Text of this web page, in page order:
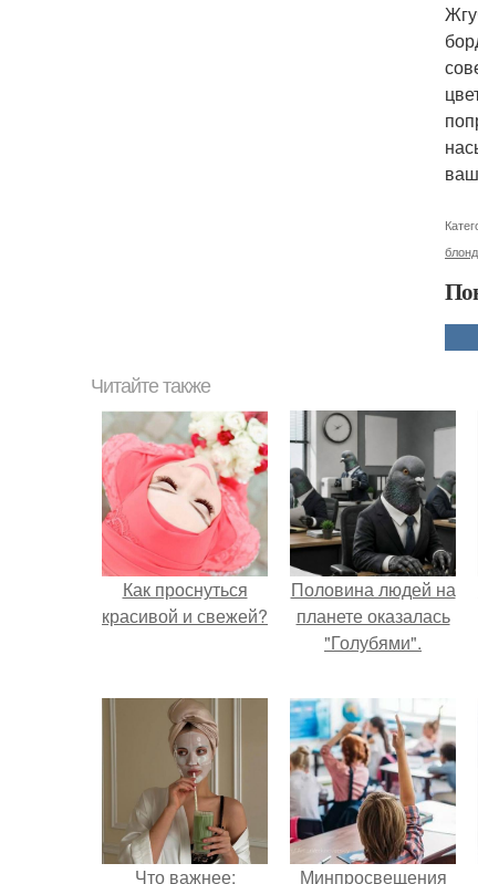
Читайте также
Как проснуться
красивой и свежей?
Половина людей на
планете оказалась
"Голубями".
Что важнее: Минпросвещения